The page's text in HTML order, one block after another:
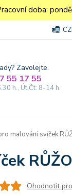
doba:
Zavolejte.
55 17 55
h., Út,Čt: 8-14 h.
malování svíček
Ohodnotit